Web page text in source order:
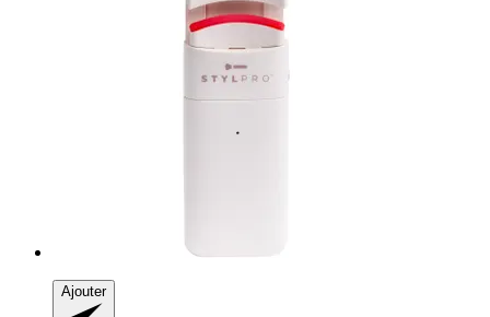
Ajouter